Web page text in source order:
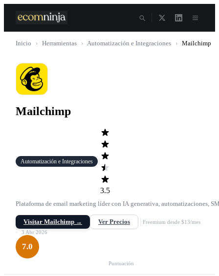
Inicio › Herramientas › Automatización e Integraciones › Mailchimp
Mailchimp
Automatización e Integraciones
3.5
Plataforma de email marketing líder con IA generativa, automatizaciones,
Visitar Mailchimp →
Ver Precios
Freemium desde $13/mes
3 Abr 2026
7.0
Puntuación